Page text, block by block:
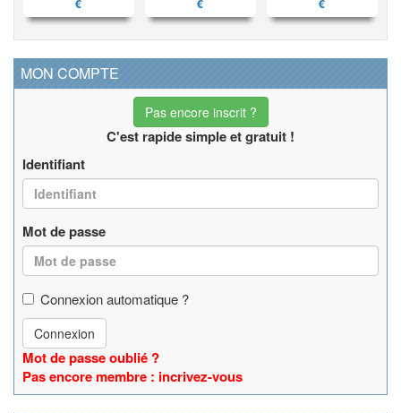
MON COMPTE
Pas encore inscrit ?
C'est rapide simple et gratuit !
Identifiant
Mot de passe
Connexion automatique ?
Connexion
Mot de passe oublié ?
Pas encore membre : incrivez-vous